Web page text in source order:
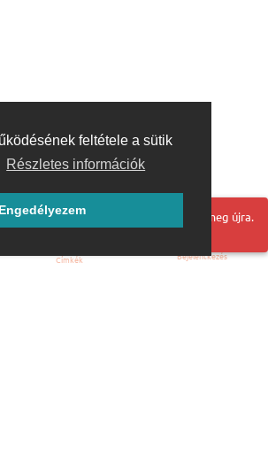
feltétele a sütik
Részletes információk
Engedélyezem
történt. Frissítse az oldalt és próbálja meg újra.
Címkék Bejelentkezés